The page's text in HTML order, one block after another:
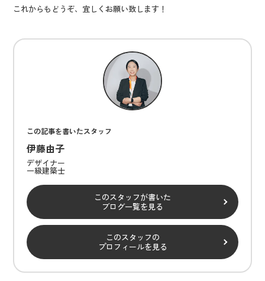
これからもどうぞ、宜しくお願い致します！
この記事を書いたスタッフ
伊藤由子
デザイナー
一級建築士
このスタッフが書いた
ブログ一覧を見る
このスタッフの
プロフィールを見る